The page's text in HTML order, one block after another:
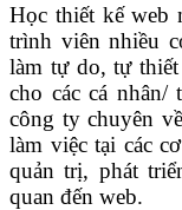
Học thiết kế web
trình viên nhiều
làm tự do, tự thiết
cho các cá nhân/
công ty chuyên về
làm việc tại các
quản trị, phát
quan đến web.